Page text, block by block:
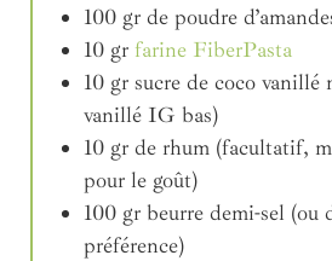
100 gr de poudre
10 gr farine FiberPasta
10 gr sucre de coco vanillé
vanillé IG bas)
10 gr de rhum (facultatif,
pour le goût)
100 gr beurre demi-sel (ou
préférence)